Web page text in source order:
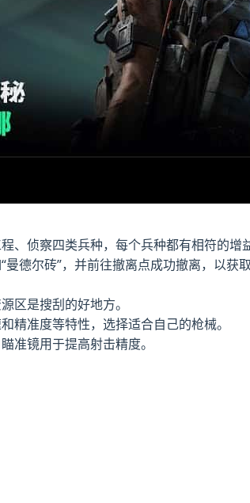
、侦察四类兵种，每个兵种都有相符的增
德尔砖”，并前往撤离点成功撤离，以获取
区是搜刮的好地方。
精准度等特性，选择适合自己的枪械。
准镜用于提高射击精度。